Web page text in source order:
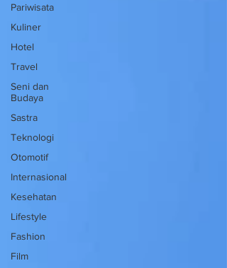
Pariwisata
Kuliner
Hotel
Travel
Seni dan
Budaya
Sastra
Teknologi
Otomotif
Internasional
Kesehatan
Lifestyle
Fashion
Film